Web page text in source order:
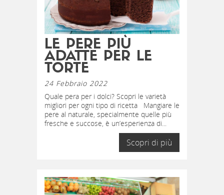
LE PERE PIÙ
ADATTE PER LE
TORTE
24 Febbraio 2022
Quale pera per i dolci? Scopri le varietà
migliori per ogni tipo di ricetta Mangiare le
pere al naturale, specialmente quelle più
fresche e succose, è un’esperienza di...
Scopri di più